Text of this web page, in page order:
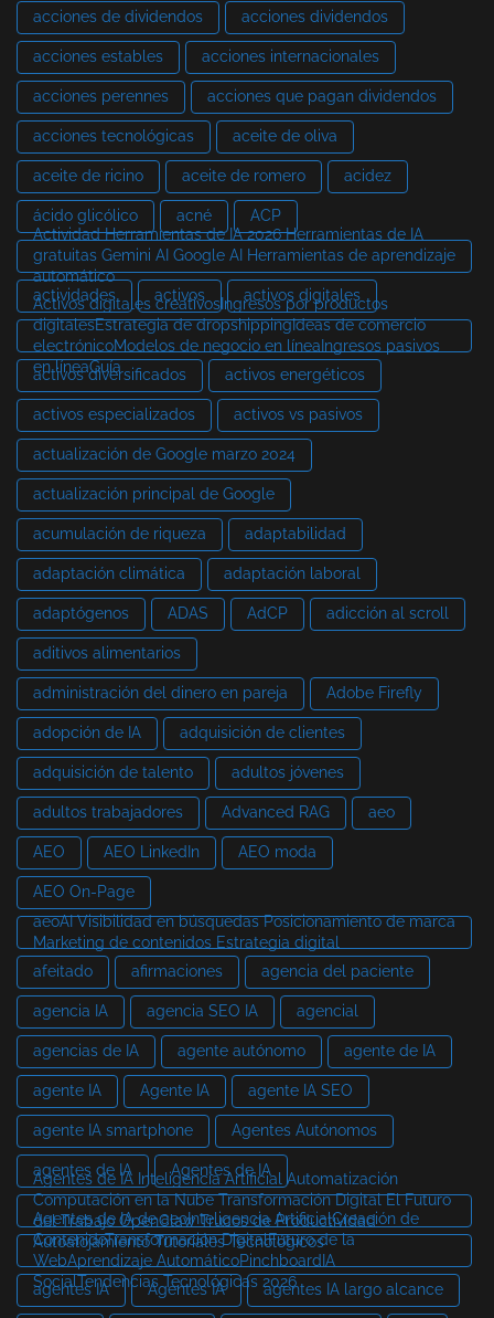
acciones de dividendos acciones dividendos
acciones estables acciones internacionales
acciones perennes acciones que pagan dividendos
acciones tecnológicas aceite de oliva
aceite de ricino aceite de romero acidez
ácido glicólico acné
ACP
Actividad Herramientas de IA 2026 Herramientas de IA
gratuitas Gemini AI Google AI Herramientas de aprendizaje
automático
actividades
activos activos digitales
Activos digitales creativosIngresos por productos
digitalesEstrategia de dropshippingIdeas de comercio
electrónicoModelos de negocio en líneaIngresos pasivos
en líneaGuía
activos diversificados activos energéticos
activos especializados activos vs pasivos
actualización de Google marzo 2024
actualización principal de Google
acumulación de riqueza adaptabilidad
adaptación climática adaptación laboral
adaptógenos ADAS AdCP adicción al scroll
aditivos alimentarios
administración del dinero en pareja Adobe Firefly
adopción de IA adquisición de clientes
adquisición de talento adultos jóvenes
adultos trabajadores Advanced RAG aeo
AEO AEO LinkedIn AEO moda
AEO On-Page
aeoAI Visibilidad en búsquedas Posicionamiento de marca
Marketing de contenidos Estrategia digital
afeitado
afirmaciones agencia del paciente
agencia IA agencia SEO IA agencial
agencias de IA agente autónomo agente de IA
agente IA Agente IA agente IA SEO
agente IA smartphone Agentes Autónomos
agentes de IA Agentes de IA
Agentes de IA Inteligencia Artificial Automatización
Computación en la Nube Transformación Digital El Futuro
del Trabajo OpenClaw Trucos de Productividad
Autoalojamiento Tutoriales Tecnológicos
Agentes de IA de aeoInteligencia ArtificialCreación de
ContenidoTransformación DigitalFuturo de la
WebAprendizaje AutomáticoPinchboardIA
SocialTendencias Tecnológicas 2026
agentes IA Agentes IA agentes IA largo alcance